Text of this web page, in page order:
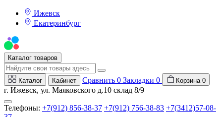
Ижевск
Екатеринбург
Каталог товаров
Каталог Кабинет Сравнить 0 Закладки 0 Корзина 0
г. Ижевск, ул. Маяковского д.10 склад 8/9
Телефоны: +7(912) 856-38-37 +7(912) 756-38-83 +7(3412)57-08-